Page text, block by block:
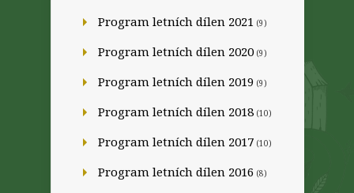
Program letních dílen 2021 (9)
Program letních dílen 2020 (9)
Program letních dílen 2019 (9)
Program letních dílen 2018 (10)
Program letních dílen 2017 (10)
Program letních dílen 2016 (8)